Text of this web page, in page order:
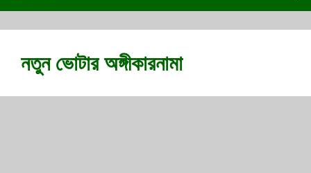
নতুন ভোটার অঙ্গীকারনামা